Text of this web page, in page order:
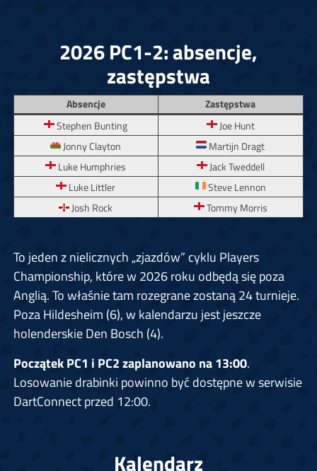
2026 PC1-2: absencje,
zastępstwa
Absencje
Zastępstwa
Stephen Bunting
Joe Hunt
Jonny Clayton
Martijn Dragt
Luke Humphries
Jack Tweddell
Luke Littler
Steve Lennon
Josh Rock
Tommy Morris
To jeden z nielicznych „zjazdów” cyklu Players
Championship, które w 2026 roku odbędą się poza
Anglią. To właśnie tam rozegrane zostaną 24 turnieje.
Poza Hildesheim (6), w kalendarzu jest jeszcze
holenderskie Den Bosch (4).
Początek PC1 i PC2 zaplanowano na 13:00.
Losowanie drabinki powinno być dostępne w serwisie
DartConnect przed 12:00.
Kalendarz